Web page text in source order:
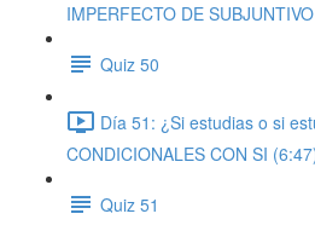
IMPERFECTO DE
Quiz 50
Día 51: ¿Si estudias o si
CONDICIONALES CON SI
Quiz 51